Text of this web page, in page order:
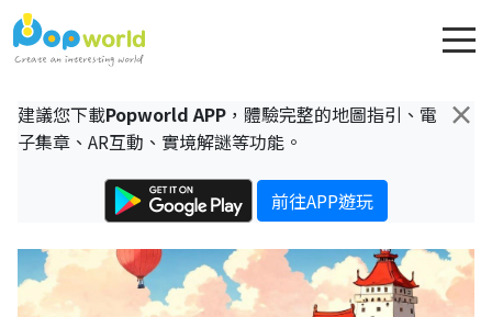
×
建議您下載Popworld APP ，體驗完整的地圖指引、電
子集章、AR互動、實境解謎等功能。
前往APP遊玩